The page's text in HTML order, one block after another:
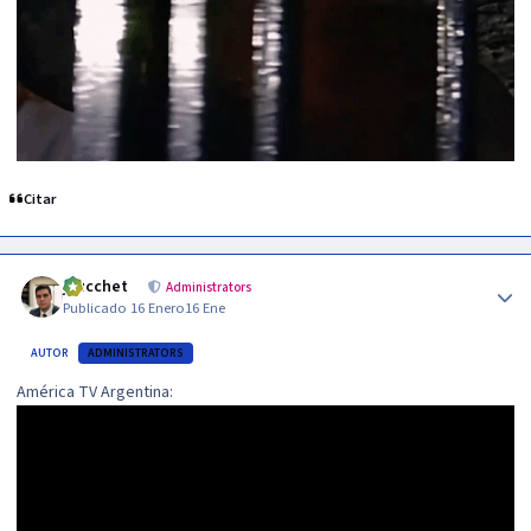
Citar
jzucchet Administrators
Publicado 16 Enero16 Ene
AUTOR ADMINISTRATORS
América TV Argentina: